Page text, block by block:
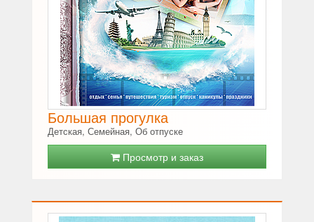
Большая прогулка
Детская, Семейная, Об отпуске
Просмотр и заказ